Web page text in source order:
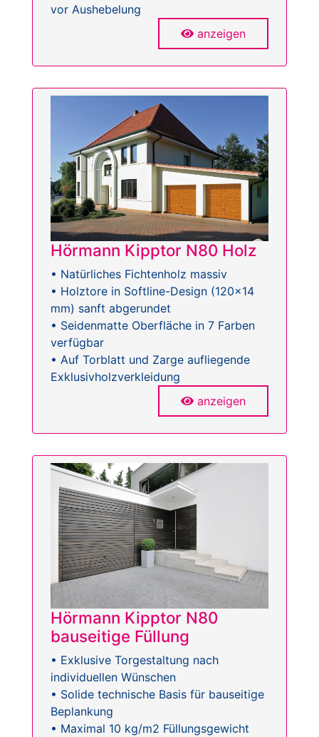
vor Aushebelung
anzeigen
Hörmann Kipptor N80 Holz
• Natürliches Fichtenholz massiv
• Holztore in Softline-Design (120x14
mm) sanft abgerundet
• Seidenmatte Oberfläche in 7 Farben
verfügbar
• Auf Torblatt und Zarge aufliegende
Exklusivholzverkleidung
anzeigen
Hörmann Kipptor N80
bauseitige Füllung
• Exklusive Torgestaltung nach
individuellen Wünschen
• Solide technische Basis für bauseitige
Beplankung
• Maximal 10 kg/m2 Füllungsgewicht